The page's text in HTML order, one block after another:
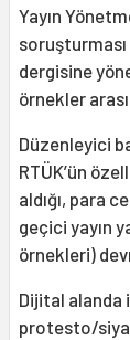
Yayın
soruşturması
dergisine
örnekler
Düzenleyici
RTÜK’ün
aldığı, para
geçici yayın
örnekleri)
Dijital alanda
protesto/